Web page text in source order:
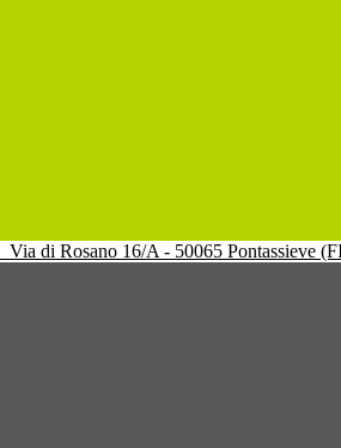
Via di Rosano 16/A - 50065 Pontassieve